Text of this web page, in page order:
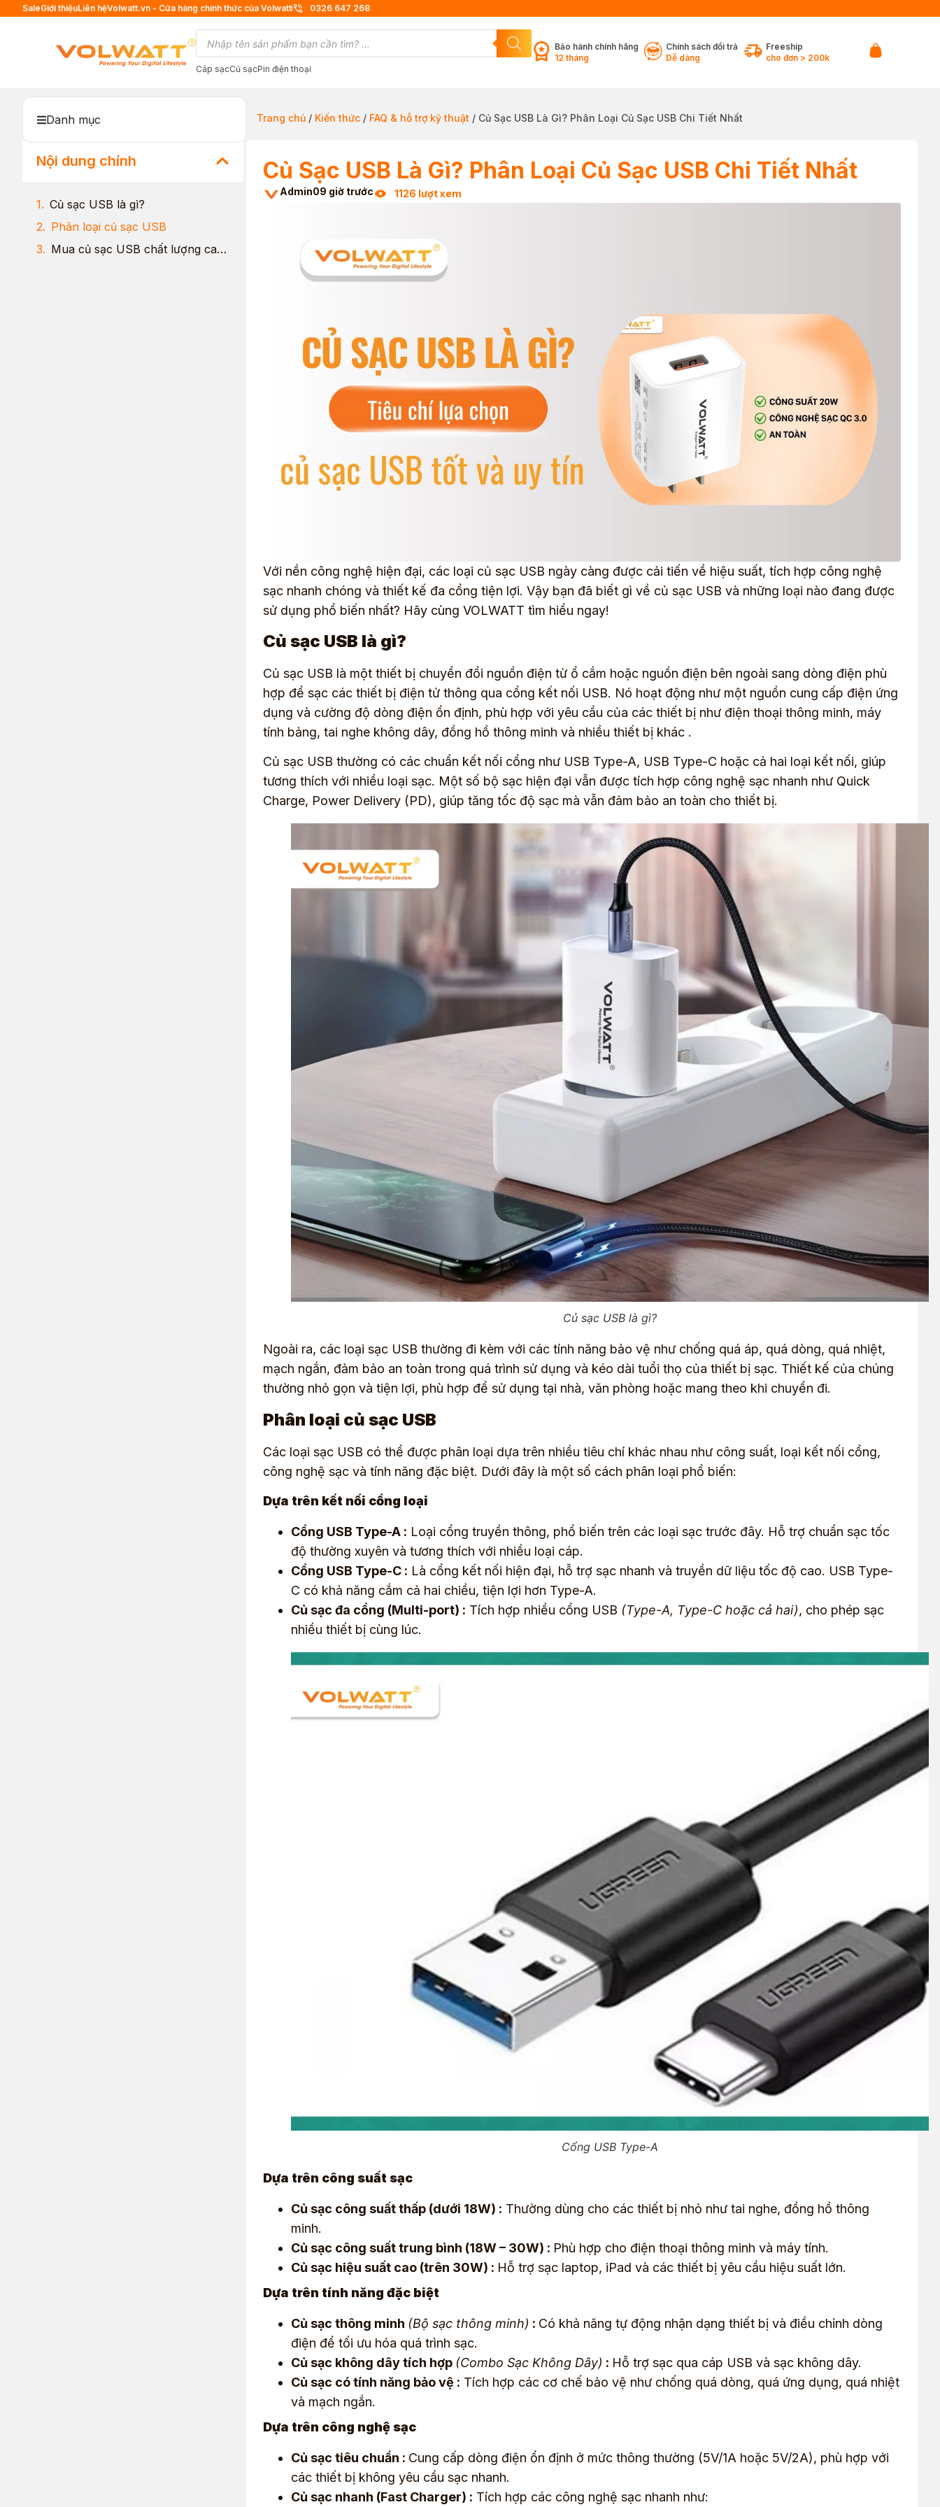
SaleGiới thiệuLiên hệVolwatt.vn - Cửa hàng chính thức của Volwatt 0326 647 268
Cáp sạcCủ sạcPin điện thoại
Bảo hành chính hãng
12 tháng
Chính sách đổi trả
Dễ dàng
Freeship
cho đơn > 200k
Danh mục Trang chủ / Kiến thức / FAQ & hỗ trợ kỹ thuật / Củ Sạc USB Là Gì? Phân Loại Củ Sạc USB Chi Tiết Nhất
Nội dung chính
Củ sạc USB là gì?
Phân loại củ sạc USB
Mua củ sạc USB chất lượng cao tại VOLWATT
Củ Sạc USB Là Gì? Phân Loại Củ Sạc USB Chi Tiết Nhất
Admin09 giờ trước 1126 lượt xem
Với nền công nghệ hiện đại, các loại củ sạc USB ngày càng được cải tiến về hiệu suất, tích hợp công nghệ
sạc nhanh chóng và thiết kế đa cổng tiện lợi. Vậy bạn đã biết gì về củ sạc USB và những loại nào đang được
sử dụng phổ biến nhất? Hãy cùng VOLWATT tìm hiểu ngay!
Củ sạc USB là gì?
Củ sạc USB là một thiết bị chuyển đổi nguồn điện từ ổ cắm hoặc nguồn điện bên ngoài sang dòng điện phù
hợp để sạc các thiết bị điện tử thông qua cổng kết nối USB. Nó hoạt động như một nguồn cung cấp điện ứng
dụng và cường độ dòng điện ổn định, phù hợp với yêu cầu của các thiết bị như điện thoại thông minh, máy
tính bảng, tai nghe không dây, đồng hồ thông minh và nhiều thiết bị khác .
Củ sạc USB thường có các chuẩn kết nối cổng như USB Type-A, USB Type-C hoặc cả hai loại kết nối, giúp
tương thích với nhiều loại sạc. Một số bộ sạc hiện đại vẫn được tích hợp công nghệ sạc nhanh như Quick
Charge, Power Delivery (PD), giúp tăng tốc độ sạc mà vẫn đảm bảo an toàn cho thiết bị.
Củ sạc USB là gì?
Ngoài ra, các loại sạc USB thường đi kèm với các tính năng bảo vệ như chống quá áp, quá dòng, quá nhiệt,
mạch ngắn, đảm bảo an toàn trong quá trình sử dụng và kéo dài tuổi thọ của thiết bị sạc. Thiết kế của chúng
thường nhỏ gọn và tiện lợi, phù hợp để sử dụng tại nhà, văn phòng hoặc mang theo khi chuyển đi.
Phân loại củ sạc USB
Các loại sạc USB có thể được phân loại dựa trên nhiều tiêu chí khác nhau như công suất, loại kết nối cổng,
công nghệ sạc và tính năng đặc biệt. Dưới đây là một số cách phân loại phổ biến:
Dựa trên kết nối cổng loại
Cổng USB Type-A : Loại cổng truyền thông, phổ biến trên các loại sạc trước đây. Hỗ trợ chuẩn sạc tốc
độ thường xuyên và tương thích với nhiều loại cáp.
Cổng USB Type-C : Là cổng kết nối hiện đại, hỗ trợ sạc nhanh và truyền dữ liệu tốc độ cao. USB Type-
C có khả năng cắm cả hai chiều, tiện lợi hơn Type-A.
Củ sạc đa cổng (Multi-port) : Tích hợp nhiều cổng USB (Type-A, Type-C hoặc cả hai), cho phép sạc
nhiều thiết bị cùng lúc.
Cổng USB Type-A
Dựa trên công suất sạc
Củ sạc công suất thấp (dưới 18W) : Thường dùng cho các thiết bị nhỏ như tai nghe, đồng hồ thông
minh.
Củ sạc công suất trung bình (18W – 30W) : Phù hợp cho điện thoại thông minh và máy tính.
Củ sạc hiệu suất cao (trên 30W) : Hỗ trợ sạc laptop, iPad và các thiết bị yêu cầu hiệu suất lớn.
Dựa trên tính năng đặc biệt
Củ sạc thông minh (Bộ sạc thông minh) : Có khả năng tự động nhận dạng thiết bị và điều chỉnh dòng
điện để tối ưu hóa quá trình sạc.
Củ sạc không dây tích hợp (Combo Sạc Không Dây) : Hỗ trợ sạc qua cáp USB và sạc không dây.
Củ sạc có tính năng bảo vệ : Tích hợp các cơ chế bảo vệ như chống quá dòng, quá ứng dụng, quá nhiệt
và mạch ngắn.
Dựa trên công nghệ sạc
Củ sạc tiêu chuẩn : Cung cấp dòng điện ổn định ở mức thông thường (5V/1A hoặc 5V/2A), phù hợp với
các thiết bị không yêu cầu sạc nhanh.
Củ sạc nhanh (Fast Charger) : Tích hợp các công nghệ sạc nhanh như: